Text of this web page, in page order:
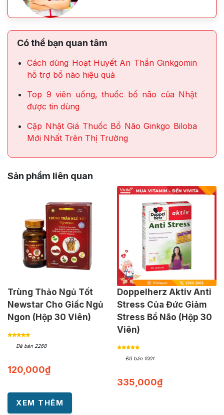
Có thể bạn quan tâm
Cách dùng Hoạt Huyết An Thần Ginkgomin
hỗ trợ bổ não hiệu quả
Top 9 viên uống, thuốc bổ não của Nhật
được tin dùng
Cập Nhật Giá Thuốc Bổ Não Ginkgo Biloba
Mới Nhất Trên Thị Trường
Sản phẩm liên quan
Trùng Thảo Ngủ Tốt
Newstar Cho Giấc Ngủ
Ngon (Hộp 30 Viên)
Đã bán 2268
120,000₫
Doppelherz Aktiv Anti
Stress Của Đức Giảm
Stress Bổ Não (Hộp 30
Viên)
Đã bán 1001
335,000₫
XEM THÊM